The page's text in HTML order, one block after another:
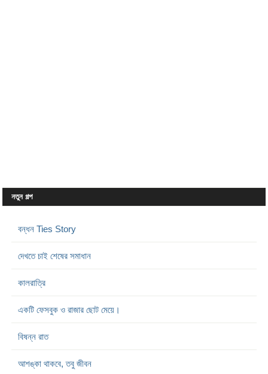
নতুন গল্প
বন্ধন Ties Story
দেখতে চাই শেষের সমাধান
কালরাত্রি
একটি ফেসবুক ও রাজার ছোট মেয়ে।
বিষন্ন রাত
আশঙ্কা থাকবে, তবু জীবন